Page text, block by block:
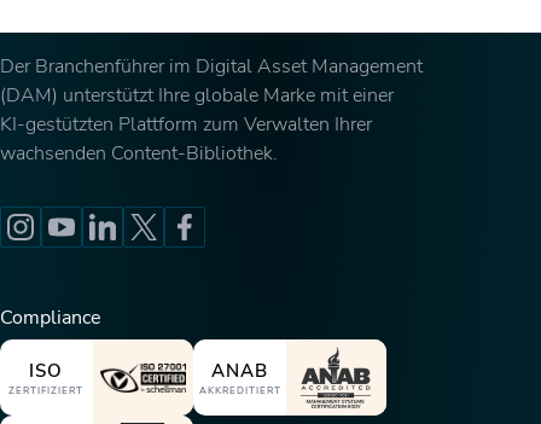
Der Branchenführer im Digital Asset Management
(DAM) unterstützt Ihre globale Marke mit einer
KI-gestützten Plattform zum Verwalten Ihrer
wachsenden Content-Bibliothek.
Compliance
ISO
ZERTIFIZIERT
ANAB
AKKREDITIERT